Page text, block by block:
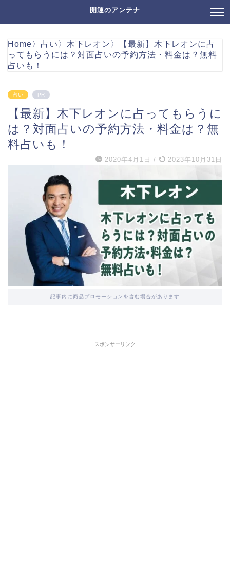
開運のアンテナ
Home〉 占い 〉 木下レオン 〉
【最新】木下レオンに占
ってもらうには？対面占いの予約方法・料金は？無料
占いも！
占い PR
【最新】木下レオンに占ってもらうに
は？対面占いの予約方法・料金は？無
料占いも！
2020年4月1日 / 2023年10月31日
記事内に商品プロモーションを含む場合があります
スポンサーリンク